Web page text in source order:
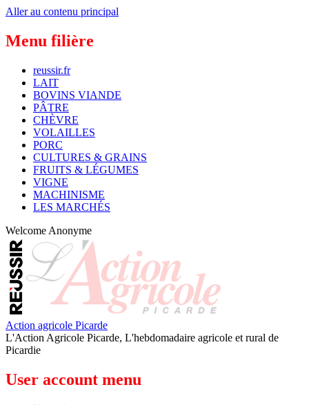
Aller au contenu principal
Menu filière
reussir.fr
LAIT
BOVINS VIANDE
PÂTRE
CHÈVRE
VOLAILLES
PORC
CULTURES & GRAINS
FRUITS & LÉGUMES
VIGNE
MACHINISME
LES MARCHÉS
Welcome Anonyme
Action agricole Picarde
L'Action Agricole Picarde, L'hebdomadaire agricole et rural de
Picardie
User account menu